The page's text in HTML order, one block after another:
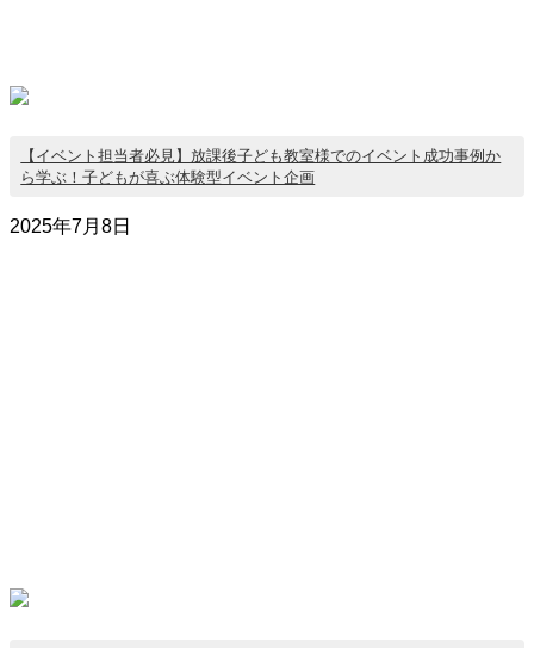
【イベント担当者必見】放課後子ども教室様でのイベント成功事例か
ら学ぶ！子どもが喜ぶ体験型イベント企画
2025年7月8日